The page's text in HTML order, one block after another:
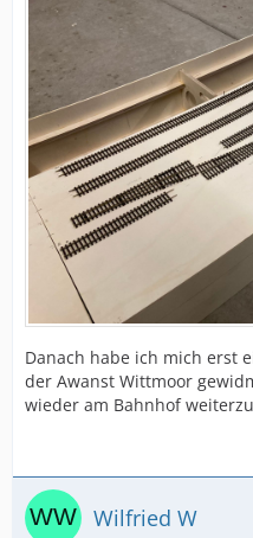
Danach habe ich mich erst
der Awanst Wittmoor
wieder am Bahnhof
Wilfried W